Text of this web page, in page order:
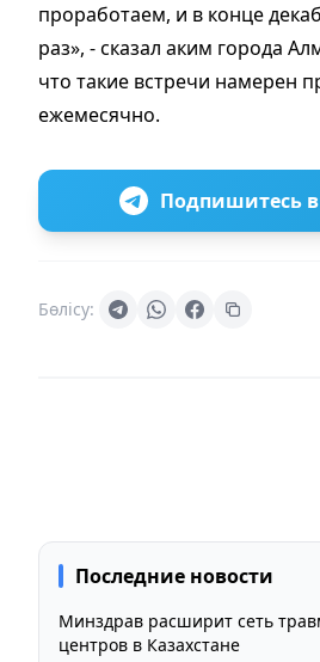
проработаем, и в конце
раз», - сказал аким города
что такие встречи намерен
ежемесячно.
Подпишитесь в
Бөлісу:
Последние новости
Минздрав расширит сеть
центров в Казахстане